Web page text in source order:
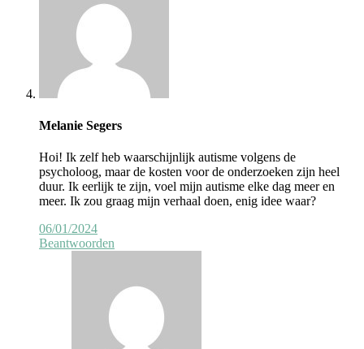
Melanie Segers
Hoi! Ik zelf heb waarschijnlijk autisme volgens de
psycholoog, maar de kosten voor de onderzoeken zijn heel
duur. Ik eerlijk te zijn, voel mijn autisme elke dag meer en
meer. Ik zou graag mijn verhaal doen, enig idee waar?
06/01/2024
Beantwoorden